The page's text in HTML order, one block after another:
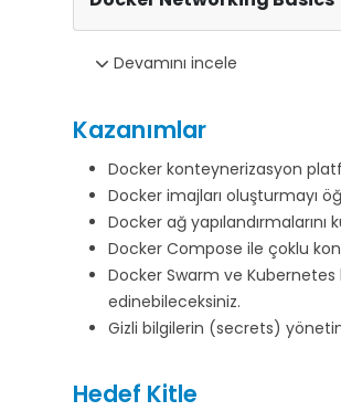
Devamını incele
Kazanımlar
Docker konteynerizasyon
Docker imajları oluşturmayı
Docker ağ
Docker Compose ile çoklu
Docker Swarm ve
edinebileceksiniz.
Gizli bilgilerin (secrets)
Hedef Kitle